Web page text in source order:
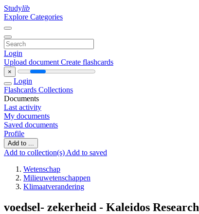
Studylib
Explore Categories
Login
Upload document Create flashcards
×
Login
Flashcards Collections
Documents
Last activity
My documents
Saved documents
Profile
Add to ...
Add to collection(s) Add to saved
Wetenschap
Milieuwetenschappen
Klimaatverandering
voedsel- zekerheid - Kaleidos Research